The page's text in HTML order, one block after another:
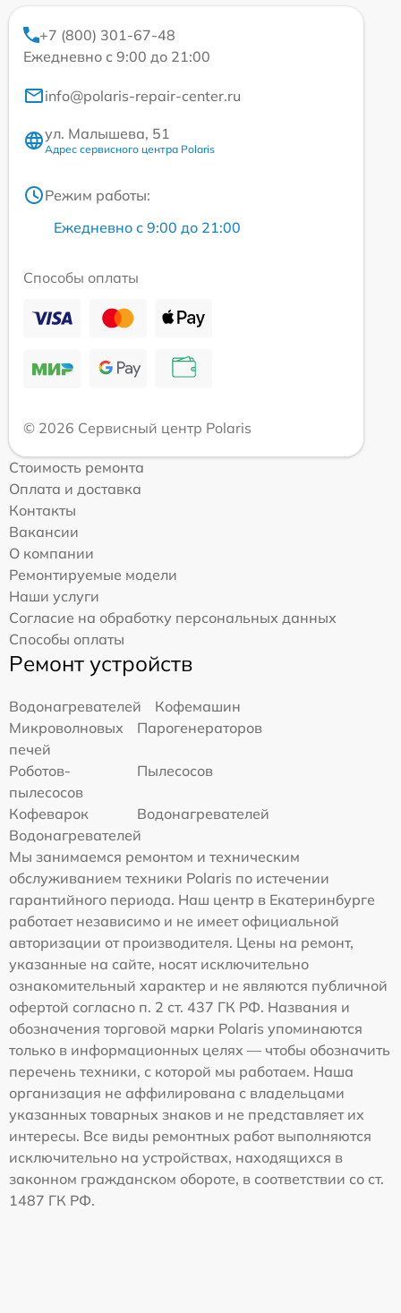
+7 (800) 301-67-48
Ежедневно с 9:00 до 21:00
info@polaris-repair-center.ru
ул. Малышева, 51
Адрес сервисного центра Polaris
Режим работы:
Ежедневно с 9:00 до 21:00
Способы оплаты
© 2026 Сервисный центр Polaris
Стоимость ремонта
Оплата и доставка
Контакты
Вакансии
О компании
Ремонтируемые модели
Наши услуги
Согласие на обработку персональных данных
Способы оплаты
Ремонт устройств
Водонагревателей
Кофемашин
Микроволновых
печей
Парогенераторов
Роботов-
пылесосов
Пылесосов
Кофеварок
Водонагревателей
Водонагревателей
Мы занимаемся ремонтом и техническим
обслуживанием техники Polaris по истечении
гарантийного периода. Наш центр в Екатеринбурге
работает независимо и не имеет официальной
авторизации от производителя. Цены на ремонт,
указанные на сайте, носят исключительно
ознакомительный характер и не являются публичной
офертой согласно п. 2 ст. 437 ГК РФ. Названия и
обозначения торговой марки Polaris упоминаются
только в информационных целях — чтобы обозначить
перечень техники, с которой мы работаем. Наша
организация не аффилирована с владельцами
указанных товарных знаков и не представляет их
интересы. Все виды ремонтных работ выполняются
исключительно на устройствах, находящихся в
законном гражданском обороте, в соответствии со ст.
1487 ГК РФ.